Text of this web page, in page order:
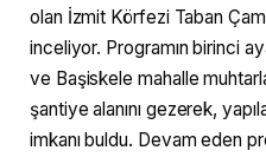
olan İzmit Körfezi Taban
inceliyor. Programın birinci
ve Başiskele mahalle
şantiye alanını gezerek,
imkanı buldu. Devam eden